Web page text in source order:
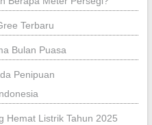
Terbaru
Bulan Puasa
Penipuan
Hemat Listrik Tahun 2025